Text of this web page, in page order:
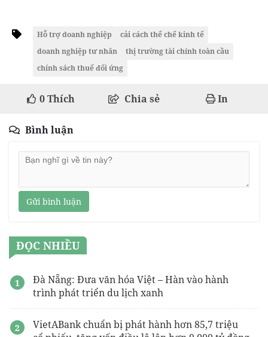
Hỗ trợ doanh nghiệp
cải cách thể chế kinh tế
doanh nghiệp tư nhân
thị trường tài chính toàn cầu
chính sách thuế đối ứng
0Thích Chia sẻ In
Bình luận
Gửi bình luận
ĐỌC NHIỀU
Đà Nẵng: Đưa văn hóa Việt – Hàn vào hành
trình phát triển du lịch xanh
VietABank chuẩn bị phát hành hơn 85,7 triệu